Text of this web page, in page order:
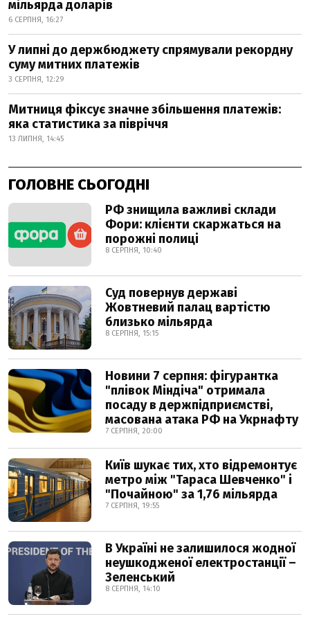
мільярда доларів
6 СЕРПНЯ, 16:27
У липні до держбюджету спрямували рекордну
суму митних платежів
3 СЕРПНЯ, 12:29
Митниця фіксує значне збільшення платежів:
яка статистика за півріччя
13 ЛИПНЯ, 14:45
ГОЛОВНЕ СЬОГОДНІ
РФ знищила важливі склади
Фори: клієнти скаржаться на
порожні полиці
8 СЕРПНЯ, 10:40
Суд повернув державі
Жовтневий палац вартістю
близько мільярда
8 СЕРПНЯ, 15:15
Новини 7 серпня: фігурантка
"плівок Міндіча" отримала
посаду в держпідприємстві,
масована атака РФ на Укрнафту
7 СЕРПНЯ, 20:00
Київ шукає тих, хто відремонтує
метро між "Тараса Шевченко" і
"Почайною" за 1,76 мільярда
7 СЕРПНЯ, 19:55
В Україні не залишилося жодної
неушкодженої електростанції –
Зеленський
8 СЕРПНЯ, 14:10